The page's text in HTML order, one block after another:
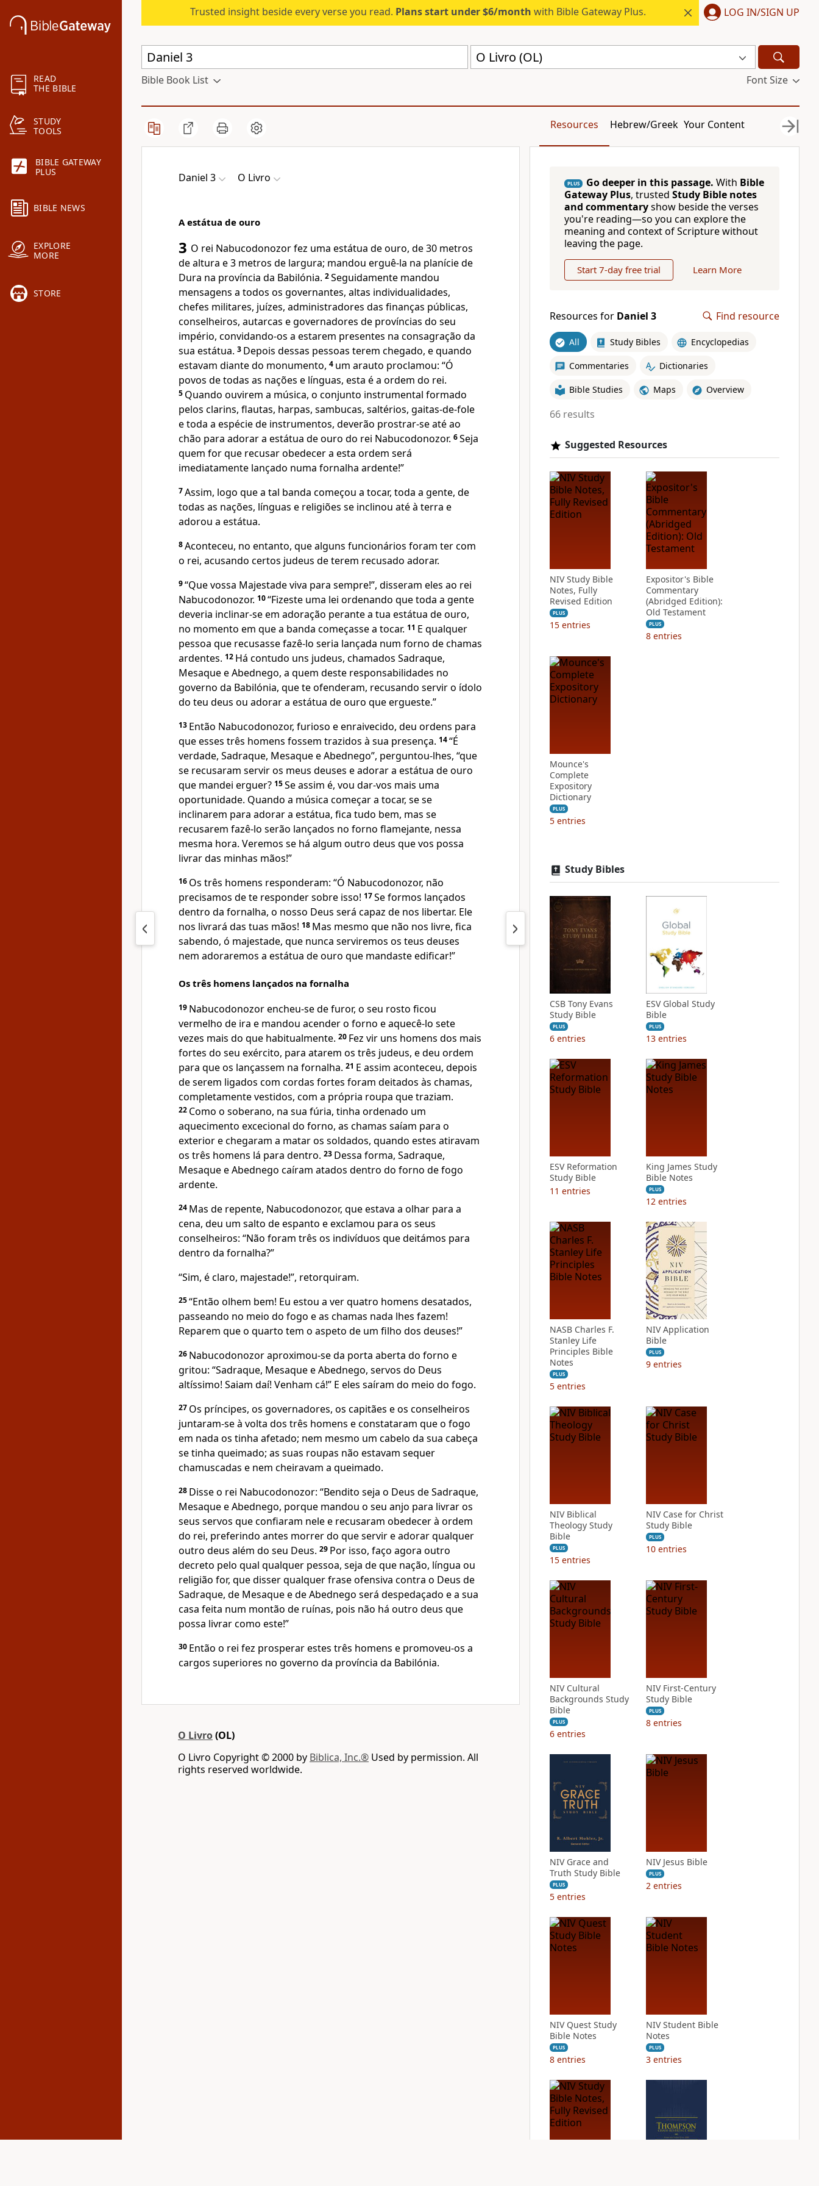
READ
THE BIBLE
STUDY
TOOLS
BIBLE GATEWAY
PLUS
BIBLE NEWS
EXPLORE
MORE
STORE
Trusted insight beside every verse you read. Plans start under $6/month with Bible Gateway Plus. LOG IN/SIGN UP
O Livro (OL)
Bible Book List Font Size
Resources Hebrew/Greek Your Content
Daniel 3 O Livro
A estátua de ouro
3 O rei Nabucodonozor fez uma estátua de ouro, de 30 metros
de altura e 3 metros de largura; mandou erguê-la na planície de
Dura na província da Babilónia. 2Seguidamente mandou
mensagens a todos os governantes, altas individualidades,
chefes militares, juízes, administradores das finanças públicas,
conselheiros, autarcas e governadores de províncias do seu
império, convidando-os a estarem presentes na consagração da
sua estátua. 3 Depois dessas pessoas terem chegado, e quando
estavam diante do monumento, 4 um arauto proclamou: “Ó
povos de todas as nações e línguas, esta é a ordem do rei.
5 Quando ouvirem a música, o conjunto instrumental formado
pelos clarins, flautas, harpas, sambucas, saltérios, gaitas-de-fole
e toda a espécie de instrumentos, deverão prostrar-se até ao
chão para adorar a estátua de ouro do rei Nabucodonozor. 6Seja
quem for que recusar obedecer a esta ordem será
imediatamente lançado numa fornalha ardente!”
7Assim, logo que a tal banda começou a tocar, toda a gente, de
todas as nações, línguas e religiões se inclinou até à terra e
adorou a estátua.
8Aconteceu, no entanto, que alguns funcionários foram ter com
o rei, acusando certos judeus de terem recusado adorar.
9“Que vossa Majestade viva para sempre!”, disseram eles ao rei
Nabucodonozor. 10“Fizeste uma lei ordenando que toda a gente
deveria inclinar-se em adoração perante a tua estátua de ouro,
no momento em que a banda começasse a tocar. 11 E qualquer
pessoa que recusasse fazê-lo seria lançada num forno de chamas
ardentes. 12 Há contudo uns judeus, chamados Sadraque,
Mesaque e Abednego, a quem deste responsabilidades no
governo da Babilónia, que te ofenderam, recusando servir o ídolo
do teu deus ou adorar a estátua de ouro que ergueste.”
13 Então Nabucodonozor, furioso e enraivecido, deu ordens para
que esses três homens fossem trazidos à sua presença. 14“É
verdade, Sadraque, Mesaque e Abednego”, perguntou-lhes, “que
se recusaram servir os meus deuses e adorar a estátua de ouro
que mandei erguer? 15Se assim é, vou dar-vos mais uma
oportunidade. Quando a música começar a tocar, se se
inclinarem para adorar a estátua, fica tudo bem, mas se
recusarem fazê-lo serão lançados no forno flamejante, nessa
mesma hora. Veremos se há algum outro deus que vos possa
livrar das minhas mãos!”
16 Os três homens responderam: “Ó Nabucodonozor, não
precisamos de te responder sobre isso! 17Se formos lançados
dentro da fornalha, o nosso Deus será capaz de nos libertar. Ele
nos livrará das tuas mãos! 18 Mas mesmo que não nos livre, fica
sabendo, ó majestade, que nunca serviremos os teus deuses
nem adoraremos a estátua de ouro que mandaste edificar!”
Os três homens lançados na fornalha
19 Nabucodonozor encheu-se de furor, o seu rosto ficou
vermelho de ira e mandou acender o forno e aquecê-lo sete
vezes mais do que habitualmente. 20 Fez vir uns homens dos mais
fortes do seu exército, para atarem os três judeus, e deu ordem
para que os lançassem na fornalha. 21 E assim aconteceu, depois
de serem ligados com cordas fortes foram deitados às chamas,
completamente vestidos, com a própria roupa que traziam.
22 Como o soberano, na sua fúria, tinha ordenado um
aquecimento excecional do forno, as chamas saíam para o
exterior e chegaram a matar os soldados, quando estes atiravam
os três homens lá para dentro. 23 Dessa forma, Sadraque,
Mesaque e Abednego caíram atados dentro do forno de fogo
ardente.
24 Mas de repente, Nabucodonozor, que estava a olhar para a
cena, deu um salto de espanto e exclamou para os seus
conselheiros: “Não foram três os indivíduos que deitámos para
dentro da fornalha?”
“Sim, é claro, majestade!”, retorquiram.
25“Então olhem bem! Eu estou a ver quatro homens desatados,
passeando no meio do fogo e as chamas nada lhes fazem!
Reparem que o quarto tem o aspeto de um filho dos deuses!”
26 Nabucodonozor aproximou-se da porta aberta do forno e
gritou: “Sadraque, Mesaque e Abednego, servos do Deus
altíssimo! Saiam daí! Venham cá!” E eles saíram do meio do fogo.
27 Os príncipes, os governadores, os capitães e os conselheiros
juntaram-se à volta dos três homens e constataram que o fogo
em nada os tinha afetado; nem mesmo um cabelo da sua cabeça
se tinha queimado; as suas roupas não estavam sequer
chamuscadas e nem cheiravam a queimado.
28 Disse o rei Nabucodonozor: “Bendito seja o Deus de Sadraque,
Mesaque e Abednego, porque mandou o seu anjo para livrar os
seus servos que confiaram nele e recusaram obedecer à ordem
do rei, preferindo antes morrer do que servir e adorar qualquer
outro deus além do seu Deus. 29 Por isso, faço agora outro
decreto pelo qual qualquer pessoa, seja de que nação, língua ou
religião for, que disser qualquer frase ofensiva contra o Deus de
Sadraque, de Mesaque e de Abednego será despedaçado e a sua
casa feita num montão de ruínas, pois não há outro deus que
possa livrar como este!”
30 Então o rei fez prosperar estes três homens e promoveu-os a
cargos superiores no governo da província da Babilónia.
O Livro(OL)
O Livro Copyright © 2000 by Biblica, Inc.® Used by permission. All
rights reserved worldwide.
PLUS Go deeper in this passage. With Bible
Gateway Plus, trusted Study Bible notes
and commentaryshow beside the verses
you're reading—so you can explore the
meaning and context of Scripture without
leaving the page.
Start 7-day free trial Learn More
Resources for Daniel 3 Find resource
All Study Bibles Encyclopedias
Commentaries Dictionaries
Bible Studies Maps Overview
66 results
Suggested Resources
NIV Study Bible
Notes, Fully
Revised Edition
PLUS
15 entries
Expositor's Bible
Commentary
(Abridged Edition):
Old Testament
PLUS
8 entries
Mounce's
Complete
Expository
Dictionary
PLUS
5 entries
Study Bibles
CSB Tony Evans
Study Bible
PLUS
6 entries
ESV Global Study
Bible
PLUS
13 entries
ESV Reformation
Study Bible
11 entries
King James Study
Bible Notes
PLUS
12 entries
NASB Charles F.
Stanley Life
Principles Bible
Notes
PLUS
5 entries
NIV Application
Bible
PLUS
9 entries
NIV Biblical
Theology Study
Bible
PLUS
15 entries
NIV Case for Christ
Study Bible
PLUS
10 entries
NIV Cultural
Backgrounds Study
Bible
PLUS
6 entries
NIV First-Century
Study Bible
PLUS
8 entries
NIV Grace and
Truth Study Bible
PLUS
5 entries
NIV Jesus Bible
PLUS
2 entries
NIV Quest Study
Bible Notes
PLUS
8 entries
NIV Student Bible
Notes
PLUS
3 entries